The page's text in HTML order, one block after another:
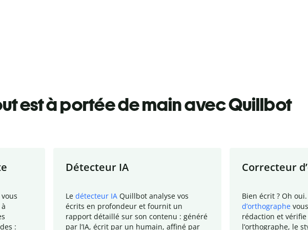
est à portée de main avec Quillbot
:
Détecteur IA
Le détecteur IA Quillbot analyse vos
écrits en profondeur et fournit un
rapport détaillé sur son contenu : généré
par l’IA, écrit par un humain, affiné par
Correcteur d’
Bien écrit ? Oh oui.
d’orthographe
rédaction et
l’orthographe, le